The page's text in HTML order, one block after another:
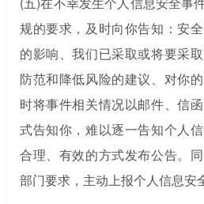
规的要求，及时向你告知：安
的影响、我们已采取或将要采
防范和降低风险的建议、对你
时将事件相关情况以邮件、信
式告知你，难以逐一告知个人
合理、有效的方式发布公告。
部门要求，主动上报个人信息安